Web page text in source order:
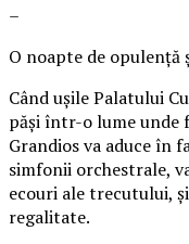
–
O noapte de opulență
Când ușile Palatului
păși într-o lume unde
Grandios va aduce în
simfonii orchestrale,
ecouri ale trecutului,
regalitate.